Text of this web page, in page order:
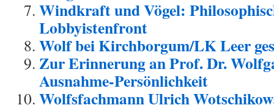
Windkraft und Vögel:
Lobbyistenfront
Wolf bei Kirchborgum/LK Leer
Zur Erinnerung an Prof. Dr.
Ausnahme-Persönlichkeit
Wolfsfachmann Ulrich